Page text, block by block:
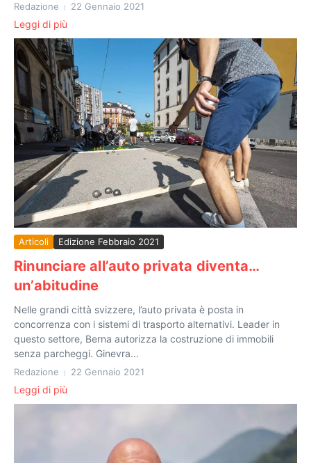
Redazione 22 Gennaio 2021
Leggi di più
Articoli Edizione Febbraio 2021
Rinunciare all’auto privata diventa…
un’abitudine
Nelle grandi città svizzere, l’auto privata è posta in
concorrenza con i sistemi di trasporto alternativi. Leader in
questo settore, Berna autorizza la costruzione di immobili
senza parcheggi. Ginevra...
Redazione 22 Gennaio 2021
Leggi di più